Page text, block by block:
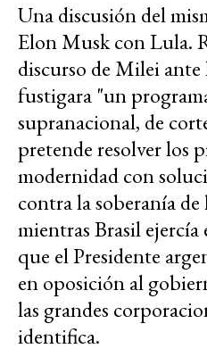
Una discusión del
Elon Musk con Lula.
discurso de Milei ante
fustigara "un
supranacional, de
pretende resolver los
modernidad con
contra la soberanía
mientras Brasil ejercía
que el Presidente
en oposición al
las grandes
identifica.